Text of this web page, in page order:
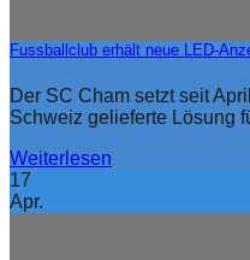
Fussballclub erhält neue LED-
Der SC Cham setzt seit
Schweiz gelieferte Lösung
Weiterlesen
17
Apr.